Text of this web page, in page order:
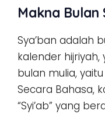
Makna Bulan
Sya’ban adalah
kalender
bulan mulia,
Secara Bahasa,
“Syi’ab” yang